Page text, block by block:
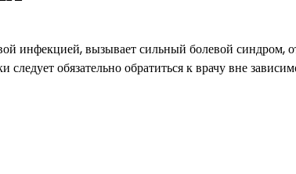
инфекцией, вызывает сильный болевой синдром,
обязательно обратиться к врачу вне